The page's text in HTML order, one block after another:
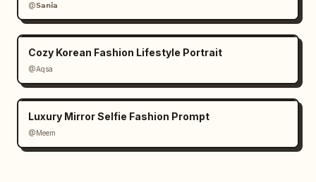
@𝗦𝗮𝗻𝗶𝗮
Cozy Korean Fashion Lifestyle Portrait
@Aqsa
Luxury Mirror Selfie Fashion Prompt
@Meem